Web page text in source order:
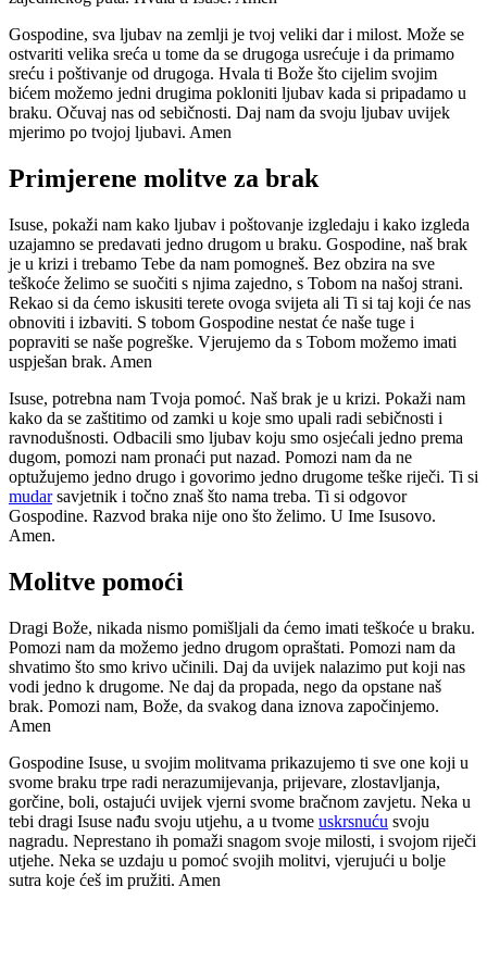
Gospodine, sva ljubav na zemlji je tvoj veliki dar i milost. Može se
ostvariti velika sreća u tome da se drugoga usrećuje i da primamo
sreću i poštivanje od drugoga. Hvala ti Bože što cijelim svojim
bićem možemo jedni drugima pokloniti ljubav kada si pripadamo u
braku. Očuvaj nas od sebičnosti. Daj nam da svoju ljubav uvijek
mjerimo po tvojoj ljubavi. Amen
Primjerene molitve za brak
Isuse, pokaži nam kako ljubav i poštovanje izgledaju i kako izgleda
uzajamno se predavati jedno drugom u braku. Gospodine, naš brak
je u krizi i trebamo Tebe da nam pomogneš. Bez obzira na sve
teškoće želimo se suočiti s njima zajedno, s Tobom na našoj strani.
Rekao si da ćemo iskusiti terete ovoga svijeta ali Ti si taj koji će nas
obnoviti i izbaviti. S tobom Gospodine nestat će naše tuge i
popraviti se naše pogreške. Vjerujemo da s Tobom možemo imati
uspješan brak. Amen
Isuse, potrebna nam Tvoja pomoć. Naš brak je u krizi. Pokaži nam
kako da se zaštitimo od zamki u koje smo upali radi sebičnosti i
ravnodušnosti. Odbacili smo ljubav koju smo osjećali jedno prema
dugom, pomozi nam pronaći put nazad. Pomozi nam da ne
optužujemo jedno drugo i govorimo jedno drugome teške riječi. Ti si
mudarsavjetnik i točno znaš što nama treba. Ti si odgovor
Gospodine. Razvod braka nije ono što želimo. U Ime Isusovo.
Amen.
Molitve pomoći
Dragi Bože, nikada nismo pomišljali da ćemo imati teškoće u braku.
Pomozi nam da možemo jedno drugom opraštati. Pomozi nam da
shvatimo što smo krivo učinili. Daj da uvijek nalazimo put koji nas
vodi jedno k drugome. Ne daj da propada, nego da opstane naš
brak. Pomozi nam, Bože, da svakog dana iznova započinjemo.
Amen
Gospodine Isuse, u svojim molitvama prikazujemo ti sve one koji u
svome braku trpe radi nerazumijevanja, prijevare, zlostavljanja,
gorčine, boli, ostajući uvijek vjerni svome bračnom zavjetu. Neka u
tebi dragi Isuse nađu svoju utjehu, a u tvome uskrsnuću svoju
nagradu. Neprestano ih pomaži snagom svoje milosti, i svojom riječi
utjehe. Neka se uzdaju u pomoć svojih molitvi, vjerujući u bolje
sutra koje ćeš im pružiti. Amen